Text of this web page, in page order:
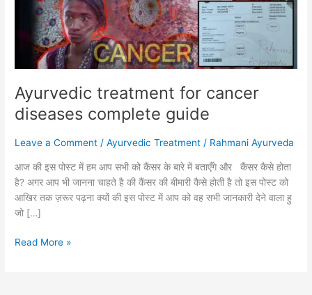
Ayurvedic treatment for cancer
diseases complete guide
Leave a Comment /Ayurvedic Treatment / Rahmani Ayurveda
आज की इस पोस्ट में हम आप सभी को कैंसर के बारे में बताएँगे और कैंसर कैसे होता
है? अगर आप भी जानना चाहते है की कैंसर की बीमारी कैसे होती है तो इस पोस्ट को
आखिर तक ज़रूर पढ़ना क्यों की इस पोस्ट में आप को वह सभी जानकारी देने वाला हु
जो […]
guide
Read More »